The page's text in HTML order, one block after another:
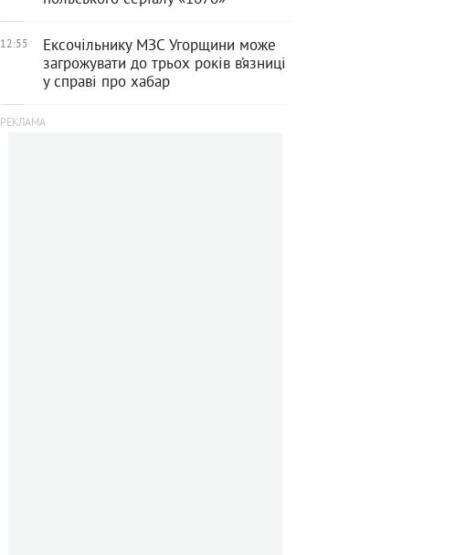
12:55
Ексочільнику МЗС Угорщини може
загрожувати до трьох років в’язниці
у справі про хабар